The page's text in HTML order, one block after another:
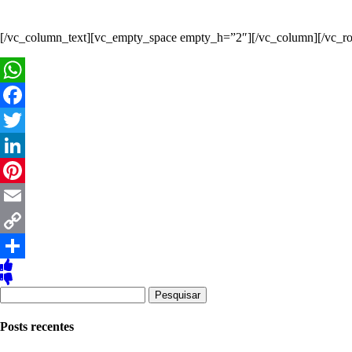
[/vc_column_text][vc_empty_space empty_h=”2″][/vc_column][/
WhatsApp
Facebook
Twitter
LinkedIn
Pinterest
Email
Copy
Link
Share
por:
Posts recentes